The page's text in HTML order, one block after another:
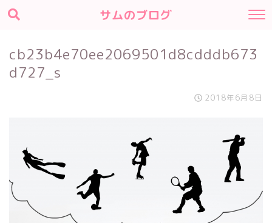
サムのブログ
cb23b4e70ee2069501d8cdddb673
d727_s
2018年6月8日